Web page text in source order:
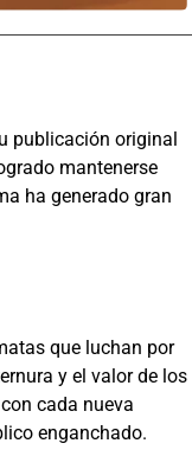
publicación original
mantenerse
ha generado gran
que luchan por
y el valor de los
cada nueva
enganchado.